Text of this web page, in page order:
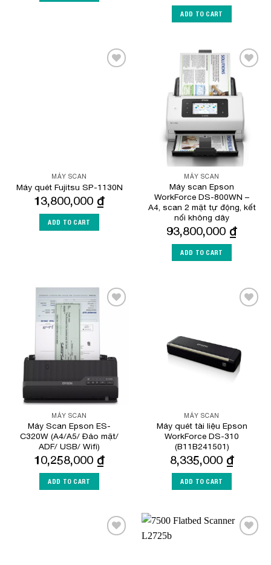
ADD TO CART
MÁY SCAN
Máy quét Fujitsu SP-1130N
13,800,000 ₫
ADD TO CART
Add to
Wishlist
MÁY SCAN
Máy scan Epson
WorkForce DS-800WN –
A4, scan 2 mặt tự động, kết
nối không dây
93,800,000 ₫
ADD TO CART
Wishlist
MÁY SCAN
Máy Scan Epson ES-
C320W (A4/A5/ Đảo mặt/
ADF/ USB/ Wifi)
10,258,000 ₫
ADD TO CART
MÁY SCAN
Máy quét tài liệu Epson
WorkForce DS-310
(B11B241501)
8,335,000 ₫
ADD TO CART